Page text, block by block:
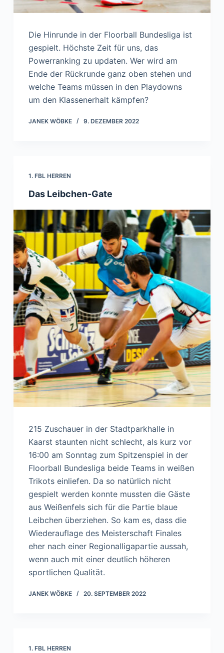
Die Hinrunde in der Floorball Bundesliga ist
gespielt. Höchste Zeit für uns, das
Powerranking zu updaten. Wer wird am
Ende der Rückrunde ganz oben stehen und
welche Teams müssen in den Playdowns
um den Klassenerhalt kämpfen?
JANEK WÖBKE 9. DEZEMBER 2022
1. FBL HERREN
Das Leibchen-Gate
215 Zuschauer in der Stadtparkhalle in
Kaarst staunten nicht schlecht, als kurz vor
16:00 am Sonntag zum Spitzenspiel in der
Floorball Bundesliga beide Teams in weißen
Trikots einliefen. Da so natürlich nicht
gespielt werden konnte mussten die Gäste
aus Weißenfels sich für die Partie blaue
Leibchen überziehen. So kam es, dass die
Wiederauflage des Meisterschaft Finales
eher nach einer Regionalligapartie aussah,
wenn auch mit einer deutlich höheren
sportlichen Qualität.
JANEK WÖBKE 20. SEPTEMBER 2022
1. FBL HERREN